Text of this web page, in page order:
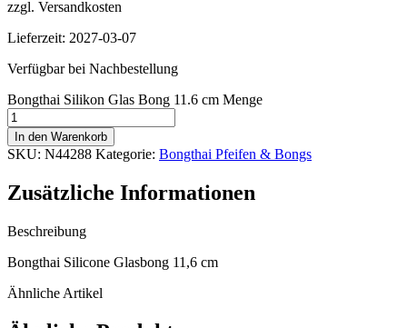
zzgl. Versandkosten
Lieferzeit: 2027-03-07
Verfügbar bei Nachbestellung
Bongthai Silikon Glas Bong 11.6 cm Menge
In den Warenkorb
SKU: N44288 Kategorie: Bongthai Pfeifen & Bongs
Zusätzliche Informationen
Beschreibung
Bongthai Silicone Glasbong 11,6 cm
Ähnliche Artikel